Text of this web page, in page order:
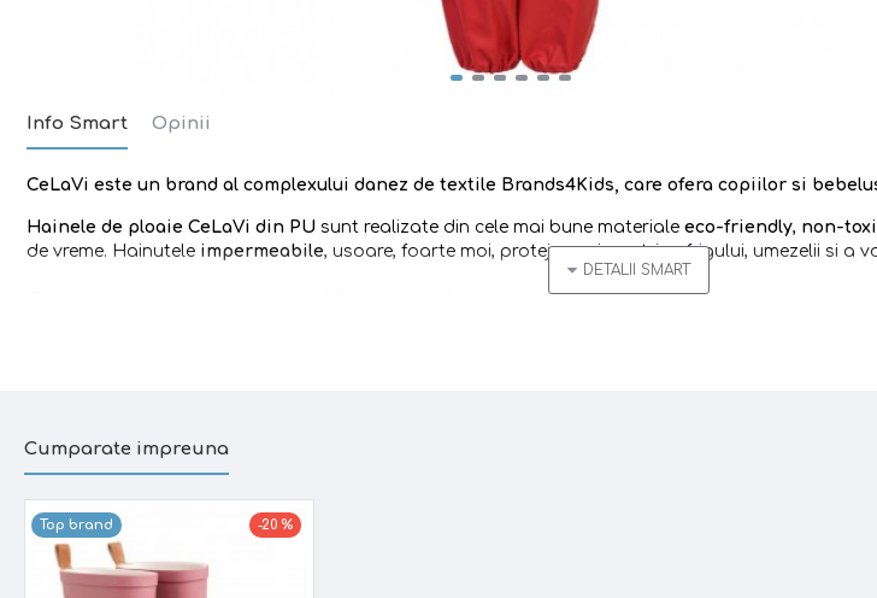
Info Smart Opinii
CeLaVi este un brand al complexului danez de textile Brands4Kids, care ofera copiilor si
Hainele de ploaie CeLaVi din PU sunt realizate din cele mai bune materiale eco-friendly, non-
de vreme. Hainutele impermeabile, usoare, foarte moi, protejeaza impotriva frigului, umezelii si a
Setul contine: o jacheta impermeabila si o pereche de pantaloni impermeabili asortati!
Material rafinat,flexibil
Banda reflectorizantapentru a imbunatatii vizibilitatea pe timp de noapte, in conditii de
ploaie sau ceata
Cumparate impreuna
Top brand -20 %